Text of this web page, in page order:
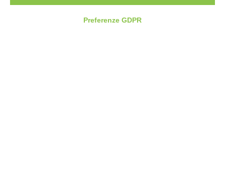
Via Pier Carlo Cadoppi, 4/6
42124 Reggio nell’Emilia (RE)Preferenze GDPR